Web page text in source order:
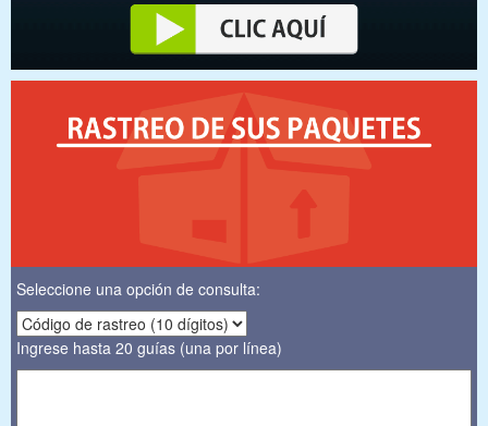
Seleccione una opción de consulta:
Ingrese hasta 20 guías (una por línea)